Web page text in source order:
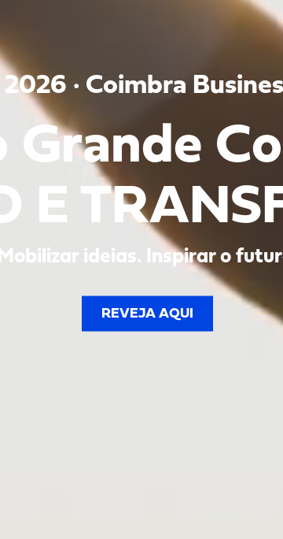
· Coimbra
Grande
E
ideias. Inspirar o
REVEJA AQUI